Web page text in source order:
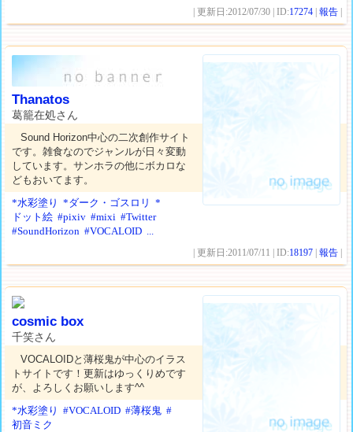
| 更新日:2012/07/30 | ID:17274 |報告
Thanatos
葛籠在処さん
Sound Horizon中心の二次創作サイト
です。雑食なのでジャンルが日々変動
しています。サンホラの他にボカロな
どもおいてます。
*水彩塗り
*ダーク・ゴスロリ
*
ドット絵 #pixiv #mixi #Twitter
#SoundHorizon #VOCALOID ...
| 更新日:2011/07/11 | ID:18197 |報告
cosmic box
千笑さん
VOCALOIDと薄桜鬼が中心のイラス
トサイトです！更新はゆっくりめです
が、よろしくお願いします^^
*水彩塗り
#VOCALOID #薄桜鬼 #
初音ミク